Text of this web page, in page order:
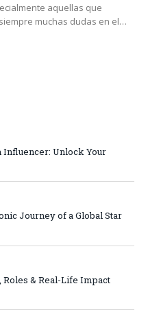
aquellas que
muchas dudas en el…
Influencer: Unlock Your
Journey of a Global Star
Roles & Real-Life Impact